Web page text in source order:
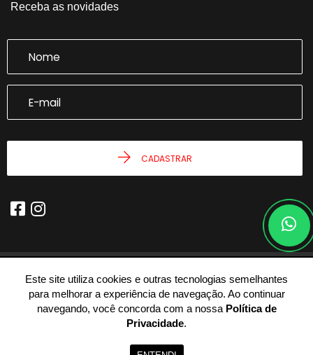
Receba as novidades
CADASTRAR
© 2026 - Joseph Castro Imóveis -59.946.943/0001-54 -Todos os
Direitos Reservados.
Este site utiliza cookies e outras tecnologias semelhantes
para melhorar a experiência de navegação. Ao continuar
navegando, você concorda com a nossa Política de
Privacidade.